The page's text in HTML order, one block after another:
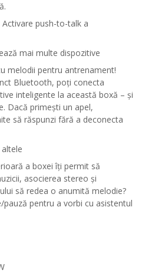
Activare push-to-talk a
mai multe dispozitive
melodii pentru antrenament!
Bluetooth, poţi conecta
inteligente la această boxă – şi
Dacă primeşti un apel,
să răspunzi fără a deconecta
a boxei îţi permit să
asocierea stereo şi
să redea o anumită melodie?
pentru a vorbi cu asistentul